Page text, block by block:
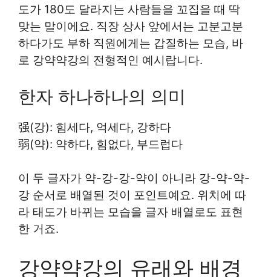
도가 180도 달라지는 사람들을 꼬집을 때 딱
맞는 말이에요. 직장 상사 앞에서는 고분고분
하다가도 부하 직원에게는 갑질하는 모습, 바
로 강약약강의 전형적인 예시랍니다.
한자 하나하나의 의미
强(강): 힘세다, 억세다, 강하다
弱(약): 약하다, 힘없다, 부드럽다
이 두 글자가 약-강-강-약이 아니라 강-약-약-
강 순서로 배열된 것이 포인트예요. 위치에 따
라 태도가 바뀌는 모습을 글자 배열로도 표현
한 거죠.
강약약강의 유래와 배경